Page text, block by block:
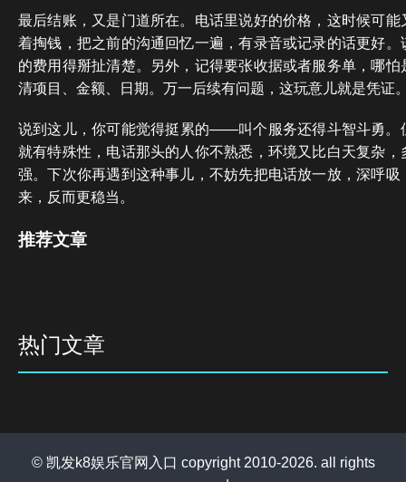
最后结账，又是门道所在。电话里说好的价格，这时候可
着掏钱，把之前的沟通回忆一遍，有录音或记录的话更好
的费用得掰扯清楚。另外，记得要张收据或者服务单，哪
清项目、金额、日期。万一后续有问题，这玩意儿就是凭证
说到这儿，你可能觉得挺累的——叫个服务还得斗智斗勇。
就有特殊性，电话那头的人你不熟悉，环境又比白天复杂
强。下次你再遇到这种事儿，不妨先把电话放一放，深呼
来，反而更稳当。
推荐文章
热门文章
© 凯发k8娱乐官网入口 copyright 2010-2026. all rights